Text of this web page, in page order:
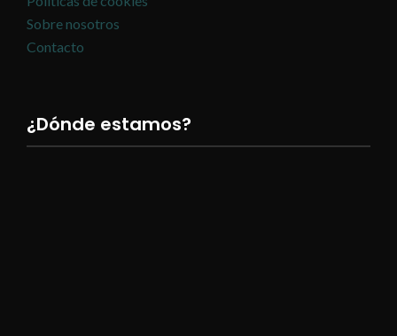
Sobre nosotros
Contacto
¿Dónde estamos?